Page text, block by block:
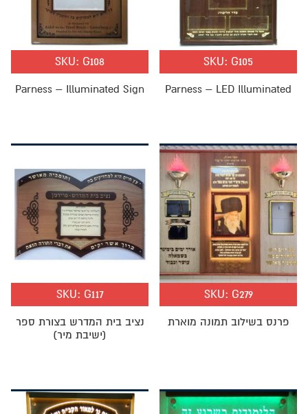
SKU: G108
Parness – Illuminated Sign
SKU: G105
Parness – LED Illuminated
SKU: G117
נציב בית המדרש בצורת ספר
(ישיבת מיר)
SKU: G279
פרנס בשילוב תמונה מוארת